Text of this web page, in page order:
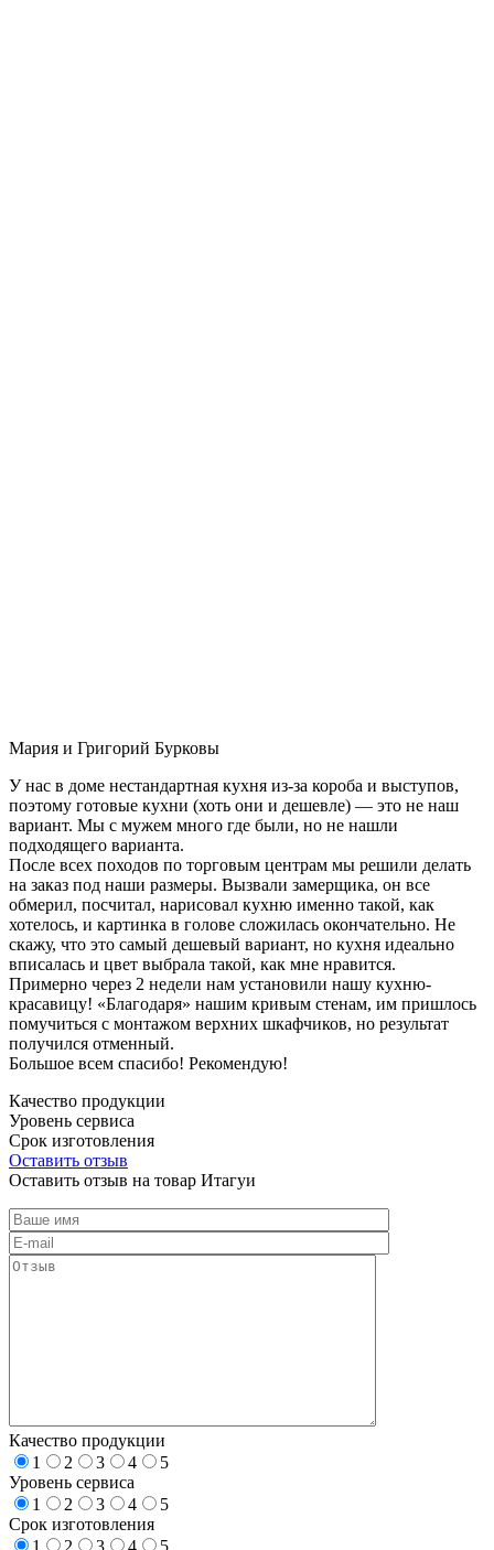
Мария и Григорий Бурковы
У нас в доме нестандартная кухня из-за короба и выступов,
поэтому готовые кухни (хоть они и дешевле) — это не наш
вариант. Мы с мужем много где были, но не нашли
подходящего варианта.
После всех походов по торговым центрам мы решили делать
на заказ под наши размеры. Вызвали замерщика, он все
обмерил, посчитал, нарисовал кухню именно такой, как
хотелось, и картинка в голове сложилась окончательно. Не
скажу, что это самый дешевый вариант, но кухня идеально
вписалась и цвет выбрала такой, как мне нравится.
Примерно через 2 недели нам установили нашу кухню-
красавицу! «Благодаря» нашим кривым стенам, им пришлось
помучиться с монтажом верхних шкафчиков, но результат
получился отменный.
Большое всем спасибо! Рекомендую!
Качество продукции
Уровень сервиса
Срок изготовления
Оставить отзыв
Оставить отзыв на товар Итагуи
Качество продукции
1
2 3 4
5
Уровень сервиса
1
2 3 4
5
Срок изготовления
1
2 3 4
5